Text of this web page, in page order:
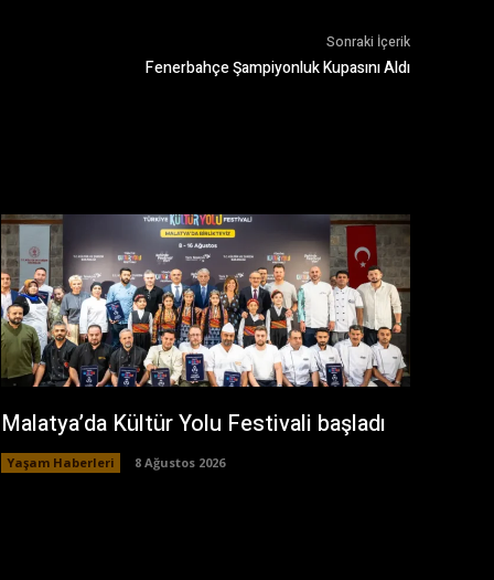
Sonraki İçerik
Fenerbahçe Şampiyonluk Kupasını Aldı
Malatya’da Kültür Yolu Festivali başladı
Yaşam Haberleri 8 Ağustos 2026